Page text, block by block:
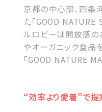
京都の中心部、四条
た「GOOD NATURE
ルロビーは開放感の
やオーガニック食品
「GOOD NATURE
“効率より愛着”で提